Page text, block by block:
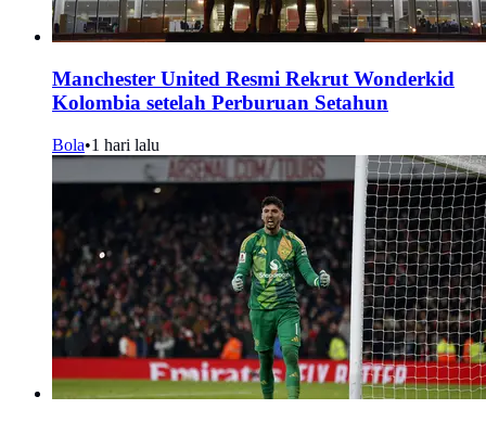
Manchester United Resmi Rekrut Wonderkid
Kolombia setelah Perburuan Setahun
Bola•1 hari lalu